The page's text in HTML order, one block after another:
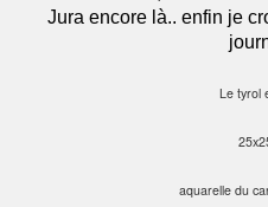
Jura encore là.. enfin je
Le tyrol
aquarelle du